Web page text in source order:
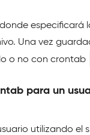
especificará
Una vez
o no con crontab
para un
utilizando el